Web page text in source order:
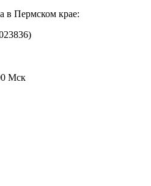
в Пермском крае:
Мск